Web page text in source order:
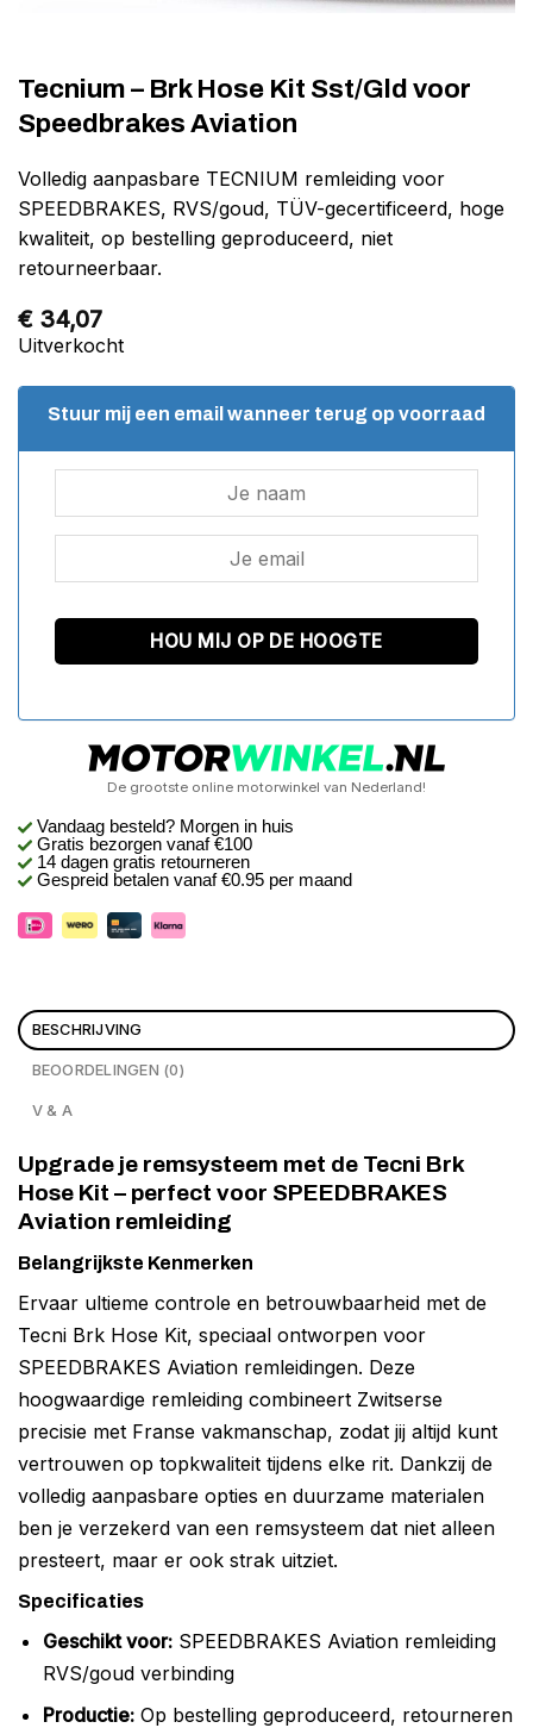
Tecnium – Brk Hose Kit Sst/Gld voor
Speedbrakes Aviation
Volledig aanpasbare TECNIUM remleiding voor
SPEEDBRAKES, RVS/goud, TÜV-gecertificeerd, hoge
kwaliteit, op bestelling geproduceerd, niet
retourneerbaar.
€ 34,07
Uitverkocht
Stuur mij een email wanneer terug op voorraad
De grootste online motorwinkel van Nederland!
Vandaag besteld? Morgen in huis
Gratis bezorgen vanaf €100
14 dagen gratis retourneren
Gespreid betalen vanaf €0.95 per maand
BESCHRIJVING
BEOORDELINGEN (0)
V & A
Upgrade je remsysteem met de Tecni Brk
Hose Kit – perfect voor SPEEDBRAKES
Aviation remleiding
Belangrijkste Kenmerken
Ervaar ultieme controle en betrouwbaarheid met de
Tecni Brk Hose Kit, speciaal ontworpen voor
SPEEDBRAKES Aviation remleidingen. Deze
hoogwaardige remleiding combineert Zwitserse
precisie met Franse vakmanschap, zodat jij altijd kunt
vertrouwen op topkwaliteit tijdens elke rit. Dankzij de
volledig aanpasbare opties en duurzame materialen
ben je verzekerd van een remsysteem dat niet alleen
presteert, maar er ook strak uitziet.
Specificaties
Geschikt voor:SPEEDBRAKES Aviation remleiding
RVS/goud verbinding
Productie:Op bestelling geproduceerd, retourneren